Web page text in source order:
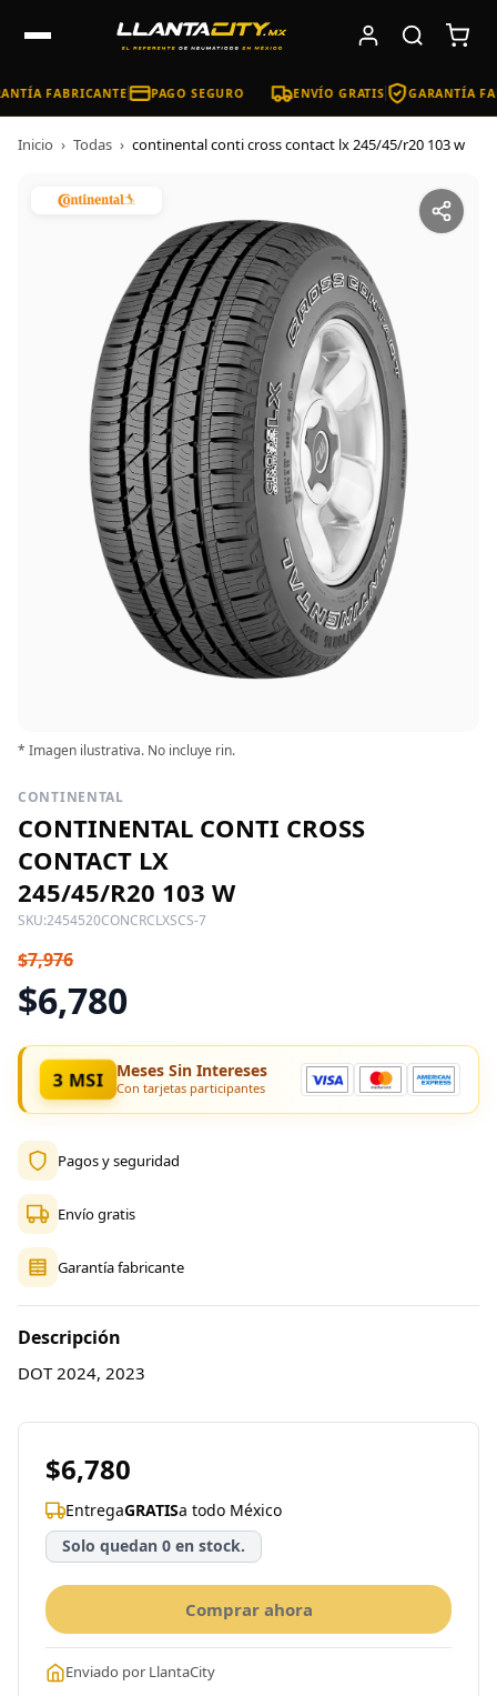
FABRICANTE PAGO SEGURO ENVÍO GRATIS GARANTÍA
Inicio › Todas › continental conti cross contact lx 245/45/r20 103 w
* Imagen ilustrativa. No incluye rin.
CONTINENTAL
CONTINENTAL CONTI CROSS
CONTACT LX
245/45/R20 103 W
SKU:2454520CONCRCLXSCS-7
$7,976
$6,780
3 MSI Meses Sin Intereses
Con tarjetas participantes
Pagos y seguridad
Envío gratis
Garantía fabricante
Descripción
DOT 2024, 2023
$6,780
EntregaGRATISa todo México
Solo quedan 0 en stock.
Comprar ahora
Enviado por LlantaCity